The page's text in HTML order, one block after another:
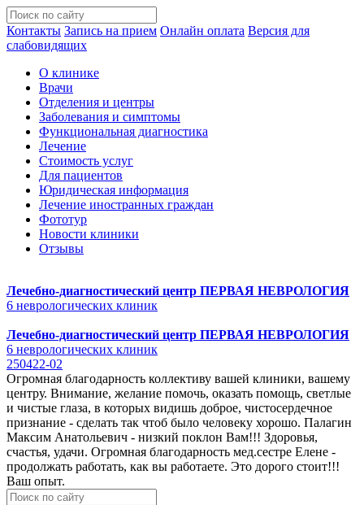
Контакты Запись на прием Онлайн оплата Версия для
слабовидящих
О клинике
Врачи
Отделения и центры
Заболевания и симптомы
Функциональная диагностика
Лечение
Стоимость услуг
Для пациентов
Юридическая информация
Лечение иностранных граждан
Фототур
Новости клиники
Отзывы
Лечебно-диагностический центр ПЕРВАЯ НЕВРОЛОГИЯ
6 неврологических клиник
Лечебно-диагностический центр ПЕРВАЯ НЕВРОЛОГИЯ
6 неврологических клиник
250422-02
Огромная благодарность коллективу вашей клиники, вашему
центру. Внимание, желание помочь, оказать помощь, светлые
и чистые глаза, в которых видишь доброе, чистосердечное
признание - сделать так чтоб было человеку хорошо. Палагин
Максим Анатольевич - низкий поклон Вам!!! Здоровья,
счастья, удачи. Огромная благодарность мед.сестре Елене -
продолжать работать, как вы работаете. Это дорого стоит!!!
Ваш опыт.